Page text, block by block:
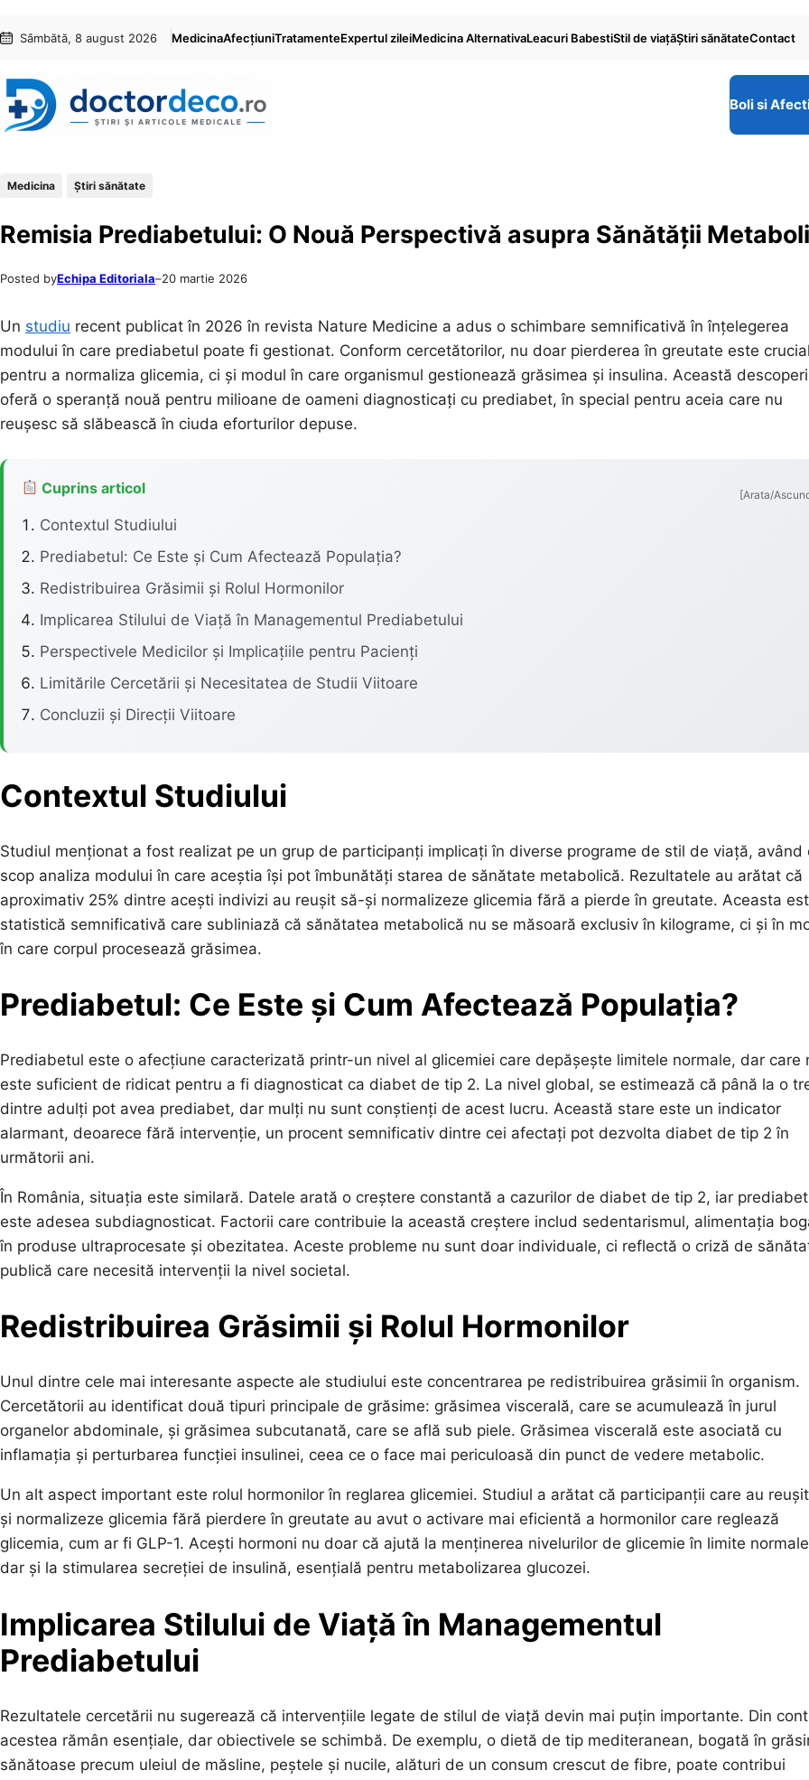
conținut
content
Sâmbătă, 8 august 2026 MedicinaAfecțiuniTratamenteExpertul zileiMedicina AlternativaLeacuri BabestiStil de viaţăŞtiri sănătateContact
Boli si
Medicina Ştiri sănătate
Remisia Prediabetului: O Nouă Perspectivă asupra Sănătății
Posted byEchipa Editoriala–20 martie 2026
Un studiu recent publicat în 2026 în revista Nature Medicine a adus o schimbare semnificativă în înțelegerea
modului în care prediabetul poate fi gestionat. Conform cercetătorilor, nu doar pierderea în greutate este
pentru a normaliza glicemia, ci și modul în care organismul gestionează grăsimea și insulina. Această
oferă o speranță nouă pentru milioane de oameni diagnosticați cu prediabet, în special pentru aceia care nu
reușesc să slăbească în ciuda eforturilor depuse.
Cuprins articol [Arata/
Contextul Studiului
Prediabetul: Ce Este și Cum Afectează Populația?
Redistribuirea Grăsimii și Rolul Hormonilor
Implicarea Stilului de Viață în Managementul Prediabetului
Perspectivele Medicilor și Implicațiile pentru Pacienți
Limitările Cercetării și Necesitatea de Studii Viitoare
Concluzii și Direcții Viitoare
Contextul Studiului
Studiul menționat a fost realizat pe un grup de participanți implicați în diverse programe de stil de viață, având
scop analiza modului în care aceștia își pot îmbunătăți starea de sănătate metabolică. Rezultatele au arătat că
aproximativ 25% dintre acești indivizi au reușit să-și normalizeze glicemia fără a pierde în greutate. Aceasta
statistică semnificativă care subliniază că sănătatea metabolică nu se măsoară exclusiv în kilograme, ci și în
în care corpul procesează grăsimea.
Prediabetul: Ce Este și Cum Afectează Populația?
Prediabetul este o afecțiune caracterizată printr-un nivel al glicemiei care depășește limitele normale, dar care
este suficient de ridicat pentru a fi diagnosticat ca diabet de tip 2. La nivel global, se estimează că până la o
dintre adulți pot avea prediabet, dar mulți nu sunt conștienți de acest lucru. Această stare este un indicator
alarmant, deoarece fără intervenție, un procent semnificativ dintre cei afectați pot dezvolta diabet de tip 2 în
următorii ani.
În România, situația este similară. Datele arată o creștere constantă a cazurilor de diabet de tip 2, iar
este adesea subdiagnosticat. Factorii care contribuie la această creștere includ sedentarismul, alimentația
în produse ultraprocesate și obezitatea. Aceste probleme nu sunt doar individuale, ci reflectă o criză de
publică care necesită intervenții la nivel societal.
Redistribuirea Grăsimii și Rolul Hormonilor
Unul dintre cele mai interesante aspecte ale studiului este concentrarea pe redistribuirea grăsimii în organism.
Cercetătorii au identificat două tipuri principale de grăsime: grăsimea viscerală, care se acumulează în jurul
organelor abdominale, și grăsimea subcutanată, care se află sub piele. Grăsimea viscerală este asociată cu
inflamația și perturbarea funcției insulinei, ceea ce o face mai periculoasă din punct de vedere metabolic.
Un alt aspect important este rolul hormonilor în reglarea glicemiei. Studiul a arătat că participanții care au
și normalizeze glicemia fără pierdere în greutate au avut o activare mai eficientă a hormonilor care reglează
glicemia, cum ar fi GLP-1. Acești hormoni nu doar că ajută la menținerea nivelurilor de glicemie în limite
dar și la stimularea secreției de insulină, esențială pentru metabolizarea glucozei.
Implicarea Stilului de Viață în Managementul
Prediabetului
Rezultatele cercetării nu sugerează că intervențiile legate de stilul de viață devin mai puțin importante. Din
acestea rămân esențiale, dar obiectivele se schimbă. De exemplu, o dietă de tip mediteranean, bogată în
sănătoase precum uleiul de măsline, peștele și nucile, alături de un consum crescut de fibre, poate contribui